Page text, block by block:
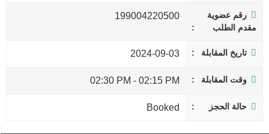
رقم عضوية
مقدم الطلب
199004220500
تاريخ المقابلة 2024-09-03
وقت المقابلة 02:15 PM
-
02:30 PM
حالة الحجز Booked